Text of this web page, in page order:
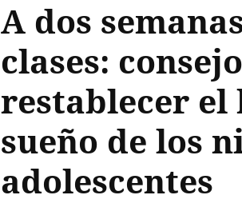
A dos
clases:
restablecer el
sueño de los
adolescentes